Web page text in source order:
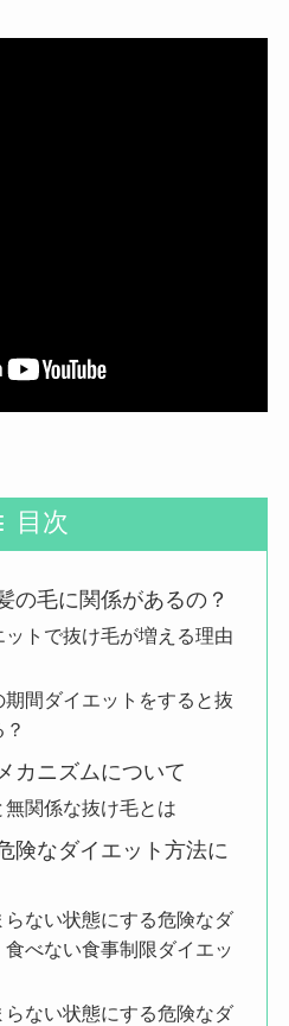
目次
の毛に関係があるの？
トで抜け毛が増える理由
期間ダイエットをすると抜
カニズムについて
無関係な抜け毛とは
険なダイエット方法に
ない状態にする危険なダ
べない食事制限ダイエッ
ない状態にする危険なダ